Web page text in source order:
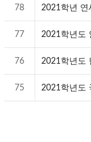
78 2021학년 연
77 2021학년도
76 2021학년도
75 2021학년도